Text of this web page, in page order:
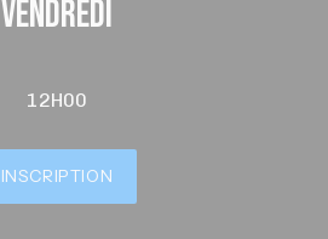
Vendredi
12H00
INSCRIPTION